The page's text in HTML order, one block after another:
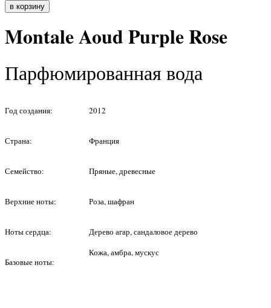
Montale Aoud Purple Rose
Парфюмированная вода
Год создания: 2012
Страна: Франция
Семейство: Пряные, древесные
Верхние ноты: Роза, шафран
Ноты сердца: Дерево агар, сандаловое дерево
Базовые ноты:
Кожа, амбра, мускус